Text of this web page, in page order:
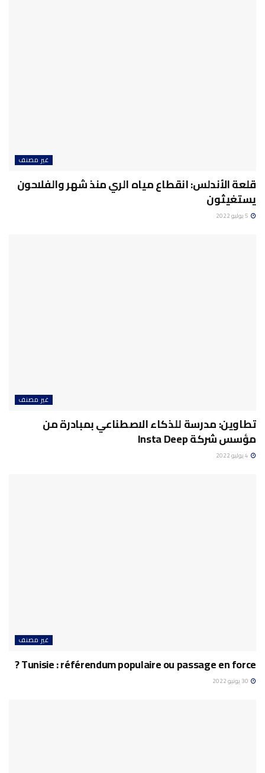
غير مصنف
قلعة الأندلس: انقطاع مياه الري منذ شهر والفلاحون
يستغيثون
غير مصنف
تطاوين: مدرسة للذكاء الاصطناعي بمبادرة من
مؤسس شركة Insta Deep
غير مصنف
Tunisie : référendum populaire ou passage en force ?